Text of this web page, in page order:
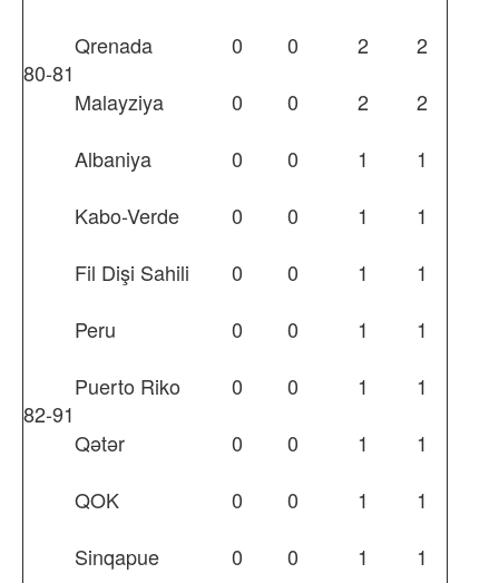
80-81
Qrenada 0 0 2
2
Malayziya
0 0 2 2
82-91
Albaniya 0 0 1
1
Kabo-Verde
0 0 1
1
Fil Dişi Sahili
0 0 1
1
Peru
0 0 1
1
Puerto Riko
0 0 1
1
Qətər
0 0 1
1
QOK
0 0 1
1
Sinqapue
0 0 1
1